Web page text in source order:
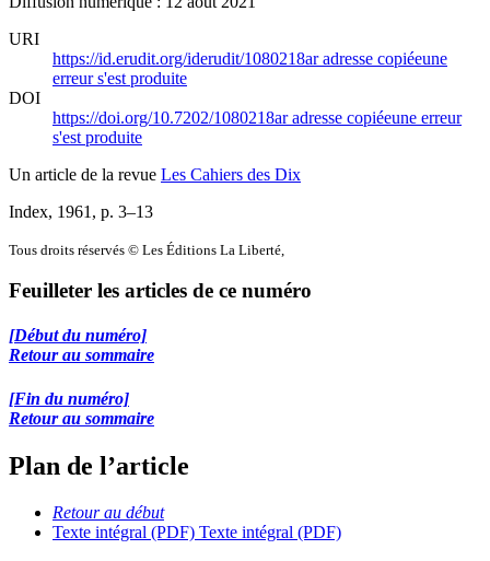
URI
https://id.erudit.org/iderudit/1080218aradresse copiéeune
erreur s'est produite
DOI
https://doi.org/10.7202/1080218aradresse copiéeune erreur
s'est produite
Un article de la revue Les Cahiers des Dix
Index, 1961 , p. 3–13
Tous droits réservés © Les Éditions La Liberté,
Feuilleter les articles de ce numéro
[Début du numéro]
Retour au sommaire
[Fin du numéro]
Retour au sommaire
Plan de l’article
Retour au début
Texte intégral (PDF) Texte intégral (PDF)